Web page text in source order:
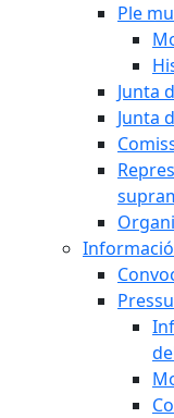
Ple
Junta
Junta